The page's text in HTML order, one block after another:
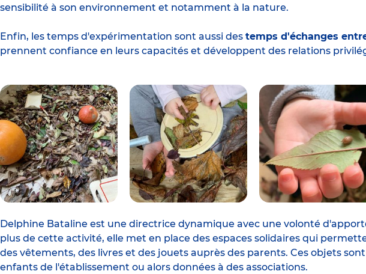
sensibilité à son environnement et notamment à la nature.
Enfin, les temps d'expérimentation sont aussi des temps d'échanges
prennent confiance en leurs capacités et développent des relations
Delphine Bataline est une directrice dynamique avec une volonté
plus de cette activité, elle met en place des espaces solidaires qui
des vêtements, des livres et des jouets auprès des parents. Ces objets
enfants de l'établissement ou alors données à des associations.